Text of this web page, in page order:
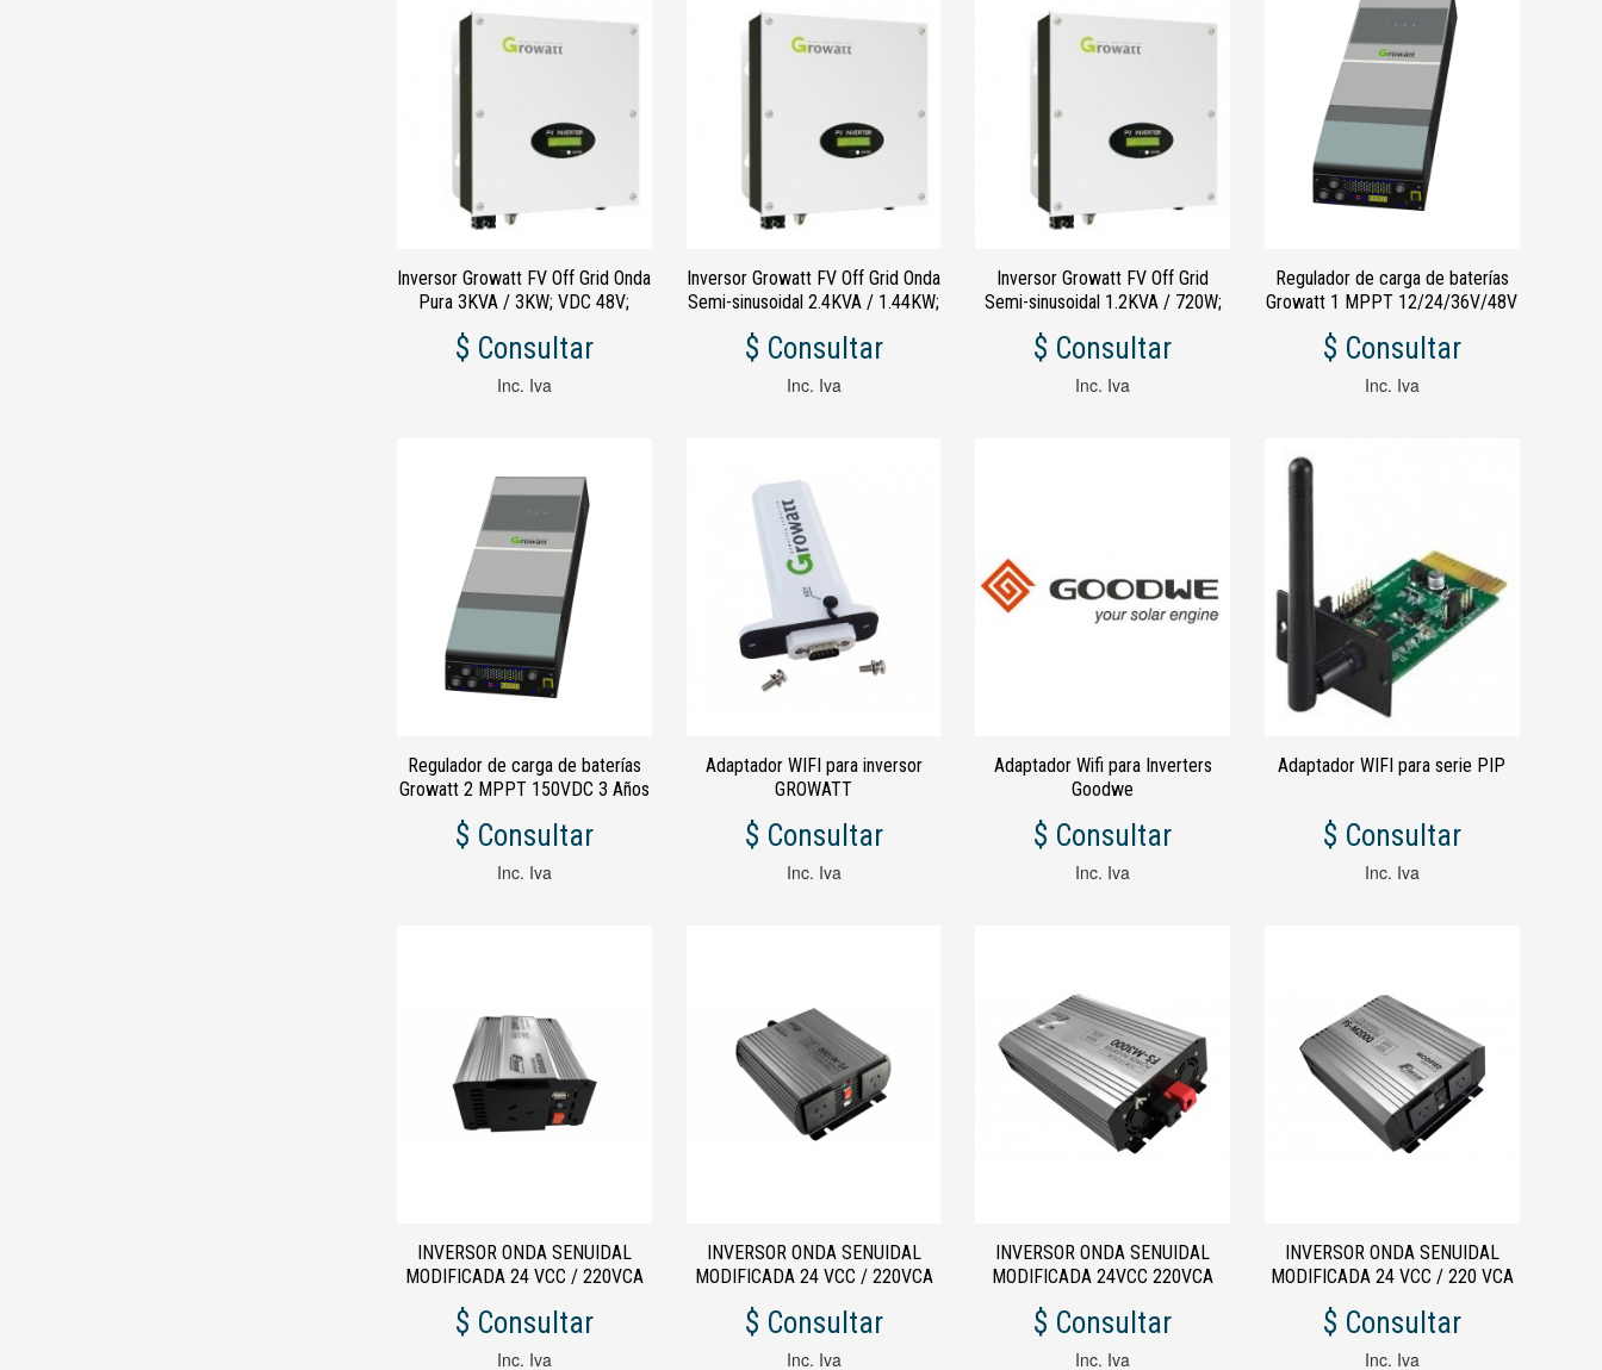
Inversor Growatt FV Off Grid Onda
Pura 3KVA / 3KW; VDC 48V;
$ Consultar
Inc. Iva
Inversor Growatt FV Off Grid Onda
Semi-sinusoidal 2.4KVA / 1.44KW;
$ Consultar
Inc. Iva
Inversor Growatt FV Off Grid
Semi-sinusoidal 1.2KVA / 720W;
$ Consultar
Inc. Iva
Regulador de carga de baterías
Growatt 1 MPPT 12/24/36V/48V
$ Consultar
Inc. Iva
Regulador de carga de baterías
Growatt 2 MPPT 150VDC 3 Años
$ Consultar
Inc. Iva
Adaptador WIFI para inversor
GROWATT
$ Consultar
Inc. Iva
Adaptador Wifi para Inverters
Goodwe
$ Consultar
Inc. Iva
Adaptador WIFI para serie PIP
$ Consultar
Inc. Iva
INVERSOR ONDA SENUIDAL
MODIFICADA 24 VCC / 220VCA
$ Consultar
Inc. Iva
INVERSOR ONDA SENUIDAL
MODIFICADA 24 VCC / 220VCA
$ Consultar
Inc. Iva
INVERSOR ONDA SENUIDAL
MODIFICADA 24VCC 220VCA
$ Consultar
Inc. Iva
INVERSOR ONDA SENUIDAL
MODIFICADA 24 VCC / 220 VCA
$ Consultar
Inc. Iva